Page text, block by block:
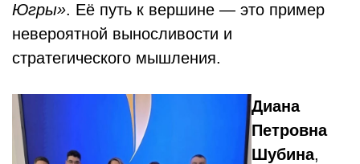
Югры». Её путь к вершине — это пример
невероятной выносливости и
стратегического мышления.
Диана
Петровна
Шубина,